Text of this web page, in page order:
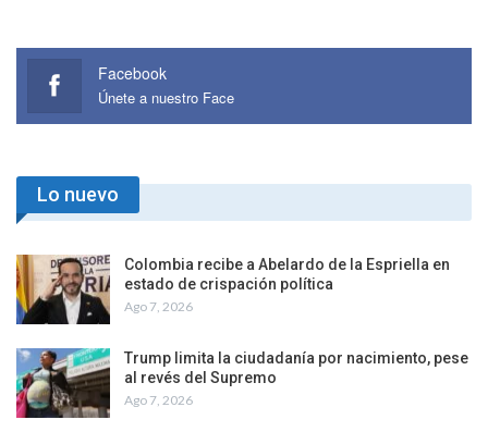
Facebook
Únete a nuestro Face
Lo nuevo
Colombia recibe a Abelardo de la Espriella en
estado de crispación política
Ago 7, 2026
Trump limita la ciudadanía por nacimiento, pese
al revés del Supremo
Ago 7, 2026